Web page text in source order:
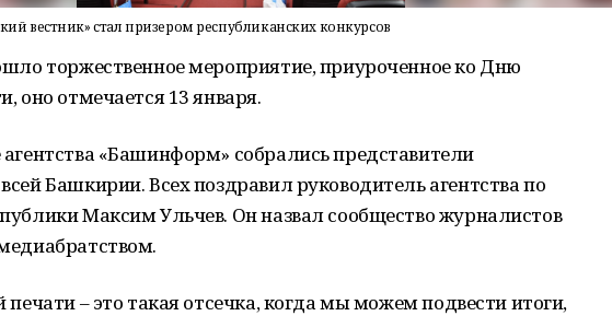
вестник» стал призером республиканских конкурсов
торжественное мероприятие, приуроченное ко Дню
оно отмечается 13 января.
«Башинформ» собрались представители
Башкирии. Всех поздравил руководитель агентства по
Максим Ульчев. Он назвал сообщество журналистов
печати – это такая отсечка, когда мы можем подвести итоги,